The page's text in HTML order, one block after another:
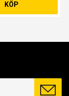
KÖP